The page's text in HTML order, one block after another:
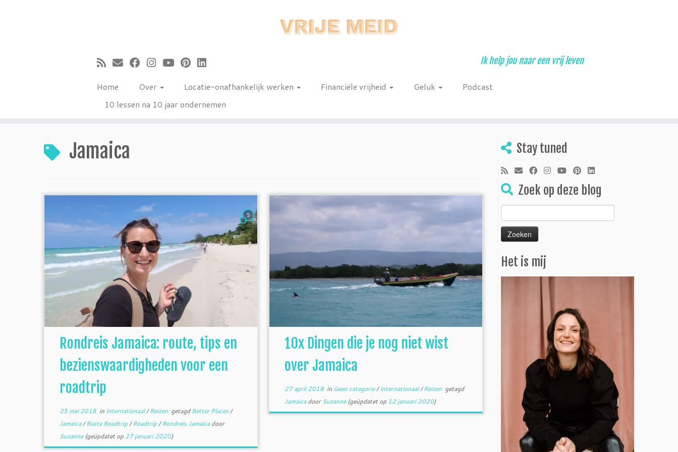
Ik help jou naar een vrij leven
Home Over Locatie-onafhankelijk werken Financiële vrijheid Geluk
Podcast
10 lessen na 10 jaar ondernemen
Jamaica
5
Rondreis Jamaica: route, tips en
bezienswaardigheden voor een
roadtrip
25 mei 2018in Internationaal/Reizen getagdBetter Places/
Jamaica/Rasta Roadtrip/Roadtrip/Rondreis Jamaicadoor
Suzanne(geüpdatet op 27 januari 2020)
10x Dingen die je nog niet wist
over Jamaica
27 april 2018in Geen categorie/Internationaal/Reizen getagd
JamaicadoorSuzanne(geüpdatet op 12 januari 2020)
Stay tuned
Zoek op deze blog
Zoeken
naar:
Het is mij